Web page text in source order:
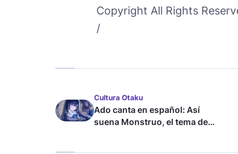
Copyright All Rights
/
Cultura Otaku
Ado canta en español: Así
suena Monstruo, el tema de